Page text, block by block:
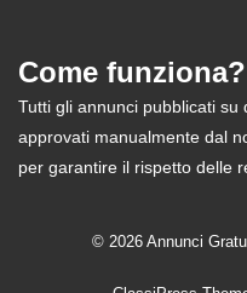
Come funziona?
Tutti gli annunci pubblicati
approvati manualmente dal
per garantire il rispetto delle
© 2026 Annunci